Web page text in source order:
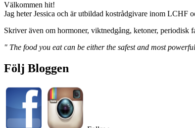
Välkommen hit!
Jag heter Jessica och är utbildad kostrådgivare inom LCHF
Skriver även om hormoner, viktnedgång, ketoner, periodisk
" The food you eat can be either the safest and most
Följ Bloggen